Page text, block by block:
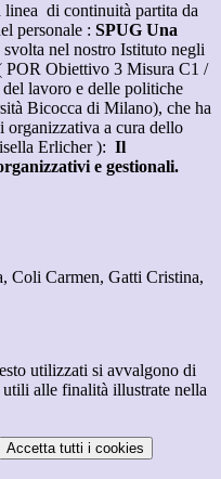
linea di continuità partita da
personale : SPUG Una
svolta nel nostro Istituto negli
POR Obiettivo 3 Misura C1 /
lavoro e delle politiche
Bicocca di Milano), che ha
organizzativa a cura dello
Erlicher ): Il
e gestionali.
Coli Carmen, Gatti Cristina,
utilizzati si avvalgono di
alle finalità illustrate nella
Accetta tutti i cookies